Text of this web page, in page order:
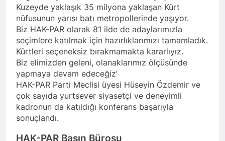
başkanı Mihemed İsmail ile
telefonda görüştü.
2 Yıl Ago
Hak ve Özgürlükler Partisi
HAK-PAR Parti Meclisi 11
Ocak 2025 tarihinde Ankara
Genel Merkez’de toplandı.
2 Yıl Ago
Necati TANK Erzincan-
Balıbey Köyünde toprağa
verildi
2 Yıl Ago
HAK-PAR Suriye Kürt Ulusal
Konseyi (ENKS)
başkanlığına seçilen
Mihemed İsmail’i kutladı.
2 Yıl Ago
getirsin
Kuzeyde yaklaşık 35 milyona yaklaşan Kürt
nüfusunun yarısı batı metropollerinde yaşıyor.
Biz HAK-PAR olarak 81 ilde de adaylarımızla
seçimlere katılmak için hazırlıklarımızı tamamladık.
Kürtleri seçeneksiz bırakmamakta kararlıyız.
Biz elimizden geleni, olanaklarımız ölçüsünde
yapmaya devam edeceğiz’
HAK-PAR Parti Meclisi üyesi Hüseyin Özdemir ve
çok sayıda yurtsever siyasetçi ve deneyimli
kadronun da katıldığı konferans başarıyla
sonuçlandı.
HAK-PAR Basın Bürosu